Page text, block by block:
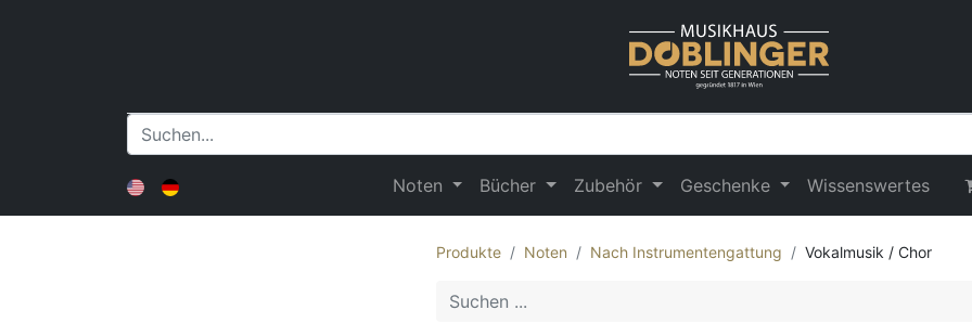
Noten Bücher Zubehör Geschenke Wissenswertes
Produkte Noten Nach Instrumentengattung Vokalmusik / Chor